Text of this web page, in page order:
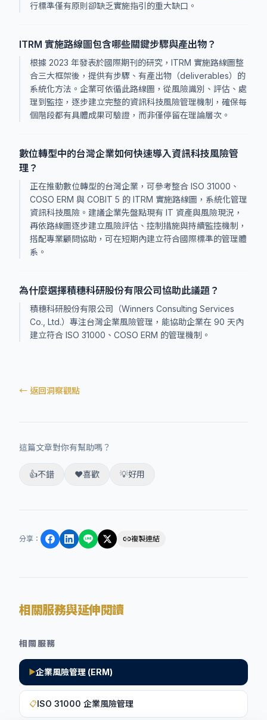
行標準僅有原則卻缺乏實施指引的重大缺口。
ITRM 實施路線圖包含哪些關鍵步驟與產出物？
根據 2023 年發表於國際期刊的研究，ITRM 實施路線圖整
合三大框架後，提供有步驟、有產出物（deliverables）的
系統化方法。企業可依循此路線圖，從風險識別、評估、處
理到監控，逐步建立完整的資訊科技風險管理機制，確保每
個階段都有具體成果可驗證，而非僅停留在理論層次。
數位轉型中的台灣企業如何快速導入資訊科技風險管
理？
正在推動數位轉型的台灣企業，可參考整合 ISO 31000、
COSO ERM 與 COBIT 5 的 ITRM 實施路線圖，系統化管理
資訊科技風險。建議企業先盤點現有 IT 資產與風險現況，
再依路線圖逐步建立風險評估、控制措施與持續監控機制，
搭配專業顧問協助，可在短期內建立符合國際標準的管理體
系。
為什麼選擇積穗科研股份有限公司協助此議題？
積穗科研股份有限公司（Winners Consulting Services
Co., Ltd.）專注台灣企業風險管理，能協助企業在 90 天內
建立符合 ISO 31000、COSO ERM 的管理機制。
← 返回洞察觀點
這篇文章對你有幫助嗎？
👍不錯 ❤️喜歡 💡好用
分享 ： 複製連結
相關服務與延伸閱讀
相關服務
▶企業風險管理 (ERM)
📋ISO 31000 企業風險管理